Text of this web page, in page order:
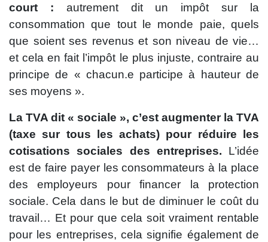
court : autrement dit un impôt sur la
consommation que tout le monde paie, quels
que soient ses revenus et son niveau de vie…
et cela en fait l’impôt le plus injuste, contraire au
principe de « chacun.e participe à hauteur de
ses moyens ».
La TVA dit « sociale », c’est augmenter la TVA
(taxe sur tous les achats) pour réduire les
cotisations sociales des entreprises. L’idée
est de faire payer les consommateurs à la place
des employeurs pour financer la protection
sociale. Cela dans le but de diminuer le coût du
travail… Et pour que cela soit vraiment rentable
pour les entreprises, cela signifie également de